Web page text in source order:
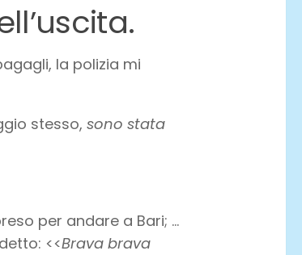
la polizia mi
stesso, sono stata
per andare a Bari; …
<<Brava brava